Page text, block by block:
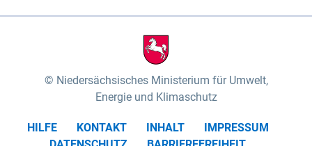
Niedersächsisches Ministerium für Umwelt,
Energie und Klimaschutz
HILFE KONTAKT INHALT
IMPRESSUM